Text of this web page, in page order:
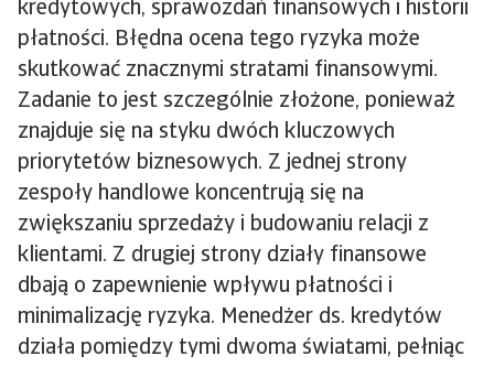
kredytowych, sprawozdań finansowych i historii
płatności. Błędna ocena tego ryzyka może
skutkować znacznymi stratami finansowymi.
Zadanie to jest szczególnie złożone, ponieważ
znajduje się na styku dwóch kluczowych
priorytetów biznesowych. Z jednej strony
zespoły handlowe koncentrują się na
zwiększaniu sprzedaży i budowaniu relacji z
klientami. Z drugiej strony działy finansowe
dbają o zapewnienie wpływu płatności i
minimalizację ryzyka. Menedżer ds. kredytów
działa pomiędzy tymi dwoma światami, pełniąc